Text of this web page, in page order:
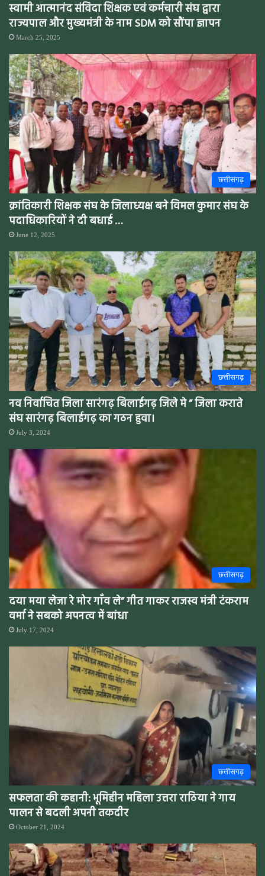
स्वामी आत्मानंद संविदा शिक्षक एवं कर्मचारी संघ द्वारा
राज्यपाल और मुख्यमंत्री के नाम SDM को सौंपा ज्ञापन
March 25, 2025
छत्तीसगढ़
क्रांतिकारी शिक्षक संघ के जिलाध्यक्ष बने विमल कुमार संघ के
पदाधिकारियों ने दी बधाई …
June 12, 2025
छत्तीसगढ़
नव निर्वाचित जिला सारंगढ़ बिलाईगढ़ जिले मे ” जिला कराते
संघ सारंगढ़ बिलाईगढ़ का गठन हुवा।
July 3, 2024
छत्तीसगढ़
दया मया लेजा रे मोर गाँव ले” गीत गाकर राजस्व मंत्री टंकराम
वर्मा ने सबको अपनत्व में बांधा
July 17, 2024
छत्तीसगढ़
सफलता की कहानी: भूमिहीन महिला उत्तरा राठिया ने गाय
पालन से बदली अपनी तकदीर
October 21, 2024